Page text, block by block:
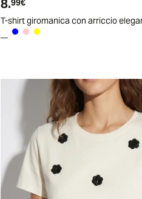
8.99€